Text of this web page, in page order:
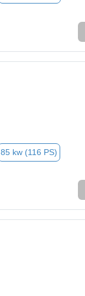
85 kw (116 PS)